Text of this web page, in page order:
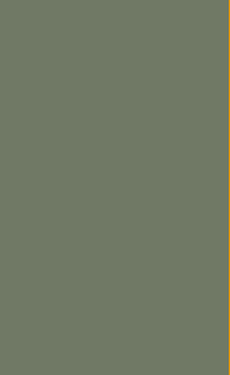
hofbauernhof/